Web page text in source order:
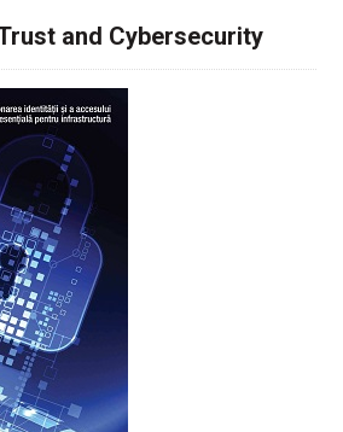
and Cybersecurity